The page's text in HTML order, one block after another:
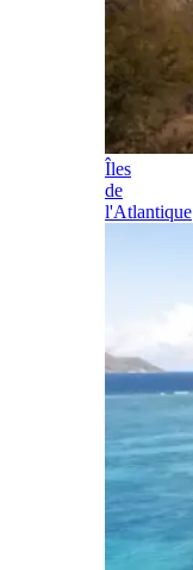
Îles
de
l'Atlantique